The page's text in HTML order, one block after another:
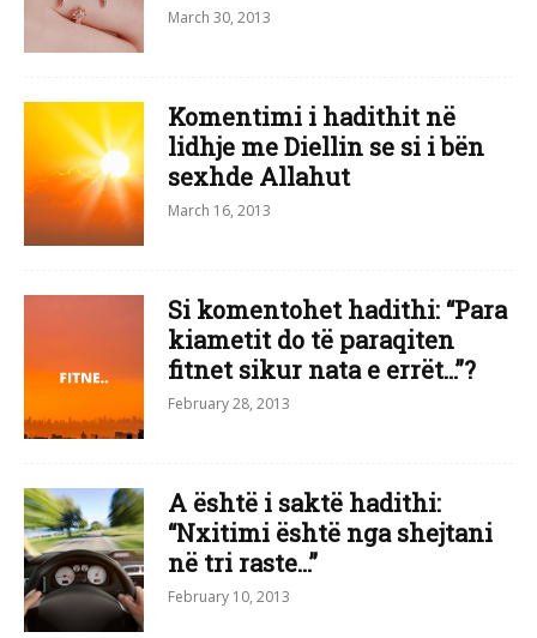
March 30, 2013
Komentimi i hadithit në
lidhje me Diellin se si i bën
sexhde Allahut
March 16, 2013
Si komentohet hadithi: “Para
kiametit do të paraqiten
fitnet sikur nata e errët…”?
February 28, 2013
A është i saktë hadithi:
“Nxitimi është nga shejtani
në tri raste…”
February 10, 2013